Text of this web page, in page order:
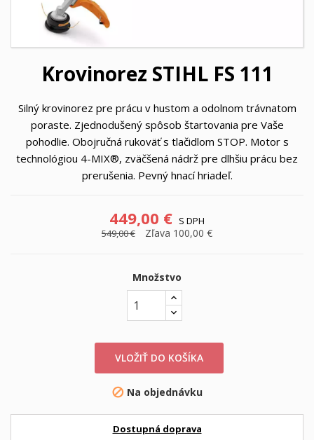
Krovinorez STIHL FS 111
Silný krovinorez pre prácu v hustom a odolnom trávnatom
poraste. Zjednodušený spôsob štartovania pre Vaše
pohodlie. Obojručná rukoväť s tlačidlom STOP. Motor s
technológiou 4-MIX®, zväčšená nádrž pre dlhšiu prácu bez
prerušenia. Pevný hnací hriadeľ.
449,00 € S DPH
549,00 €
Zľava 100,00 €
Množstvo
VLOŽIŤ DO KOŠÍKA
 Na objednávku
Dostupná doprava